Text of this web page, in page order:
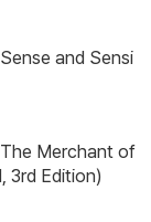
and Sensi
Merchant of
3rd Edition)